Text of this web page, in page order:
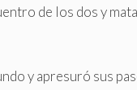
de los dos y
y apresuró sus